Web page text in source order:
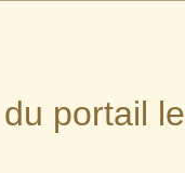
portail